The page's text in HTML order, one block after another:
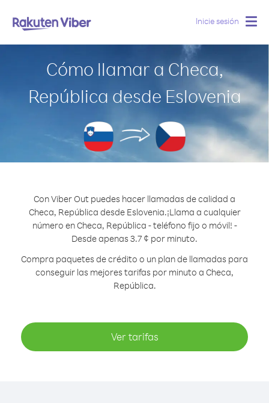
Inicie sesión
Cómo llamar a Checa,
República desde Eslovenia
Con Viber Out puedes hacer llamadas de calidad a
Checa, República desde Eslovenia.¡Llama a cualquier
número en Checa, República - teléfono fijo o móvil! -
Desde apenas 3.7 ¢ por minuto.
Compra paquetes de crédito o un plan de llamadas para
conseguir las mejores tarifas por minuto a Checa,
República.
Ver tarifas